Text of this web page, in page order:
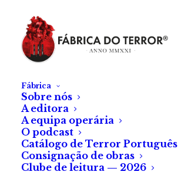
Fábrica
Sobre nós
A editora
A equipa operária
O podcast
Catálogo de Terror Português
Consignação de obras
Clube de leitura — 2026